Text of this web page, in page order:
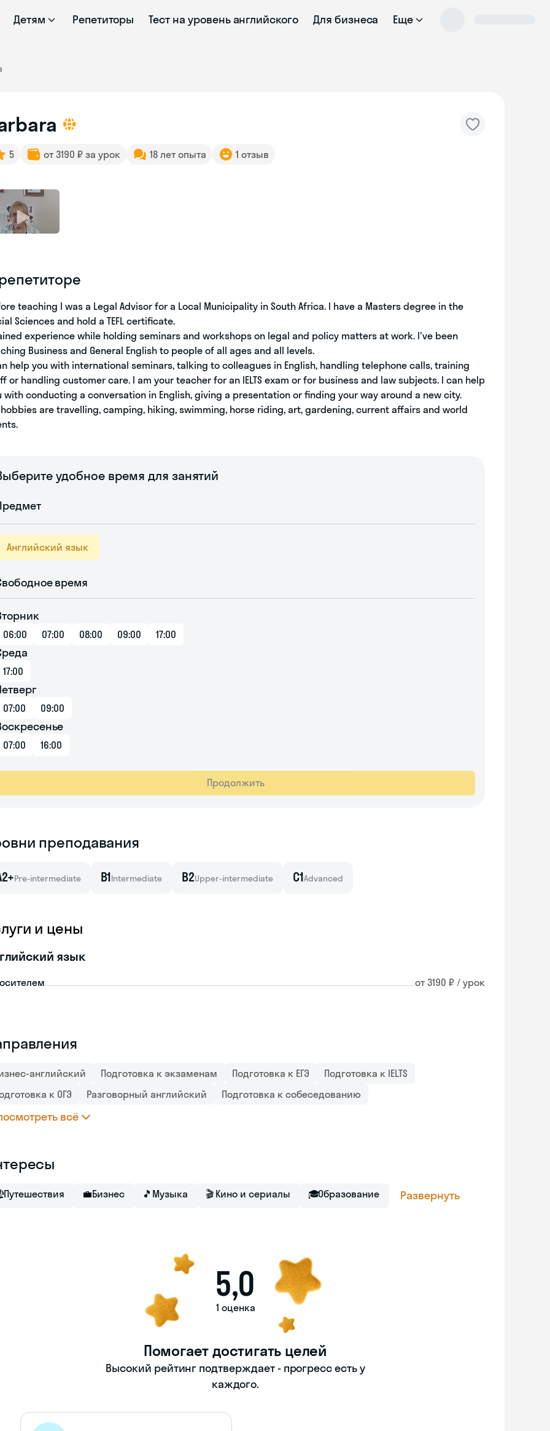
Детям Репетиторы Тест на уровень английского Для бизнеса Еще
5 от 3190 ₽ за урок 18 лет опыта 1 отзыв
teaching I was a Legal Advisor for a Local Municipality in South Africa. I have a Masters degree in the
Sciences and hold a TEFL certificate.
experience while holding seminars and workshops on legal and policy matters at work. I've been
Business and General English to people of all ages and all levels.
help you with international seminars, talking to colleagues in English, handling telephone calls, training
or handling customer care. I am your teacher for an IELTS exam or for business and law subjects. I can help
with conducting a conversation in English, giving a presentation or finding your way around a new city.
are travelling, camping, hiking, swimming, horse riding, art, gardening, current affairs and world
удобное время для занятий
Английский язык
время
06:00 07:00 08:00 09:00 17:00
17:00
07:00 09:00
07:00 16:00
Продолжить
преподавания
Pre-intermediate B1Intermediate B2Upper-intermediate C1Advanced
и цены
язык
от 3190 ₽ / урок
английский Подготовка к экзаменам Подготовка к ЕГЭ
Подготовка к IELTS
к ОГЭ
Разговорный английский Подготовка к собеседованию
всё
Путешествия 💼Бизнес 🎵 Музыка 🎬 Кино и сериалы 🎓Образование Развернуть
5,0
1 оценка
Помогает достигать целей
Высокий рейтинг подтверждает - прогресс есть у
каждого.